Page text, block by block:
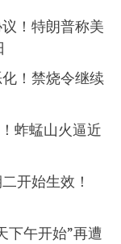
！特朗普称美
！禁烧令继续
蚱蜢山火逼近
开始生效！
下午开始”再遭